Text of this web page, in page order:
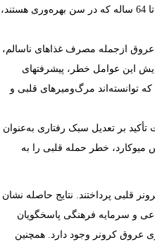
تا 64 ساله که در سن بهره‌وری هستند،
عروق ازجمله مصرف غذاهای ناسالم،
این عوامل خطر، پیشرفتهای
که توانستهاند مرگ‌ومیرهای قلبی و
بر تعدیل سبک رفتاری به‌عنوان
میو‌کارد، خطر حمله قلبی را به
قلبی پرداختند. نتایج حاصله نشان
و سرمایه فرهنگی پاسخگویان
عروق کرونر وجود دارد
همچنین